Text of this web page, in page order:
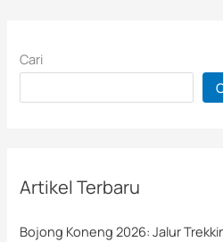
Cari
Artikel Terbaru
Bojong Koneng 2026: Jalur